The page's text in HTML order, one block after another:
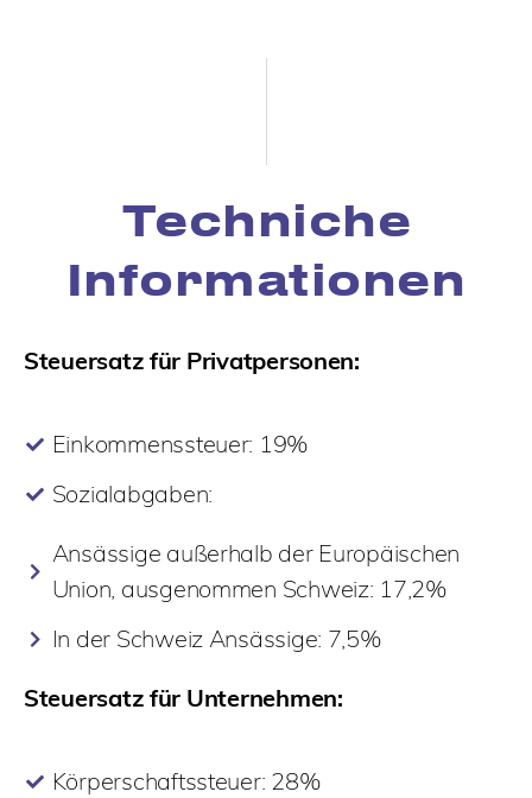
Techniche
Informationen
Steuersatz für Privatpersonen:
Einkommenssteuer: 19%
Sozialabgaben:
Ansässige außerhalb der Europäischen
Union, ausgenommen Schweiz: 17,2%
In der Schweiz Ansässige: 7,5%
Steuersatz für Unternehmen:
Körperschaftssteuer: 28%